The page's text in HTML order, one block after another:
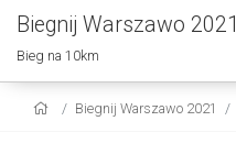
Biegnij Warszawo 2021
Bieg na 10km
Biegnij Warszawo 2021